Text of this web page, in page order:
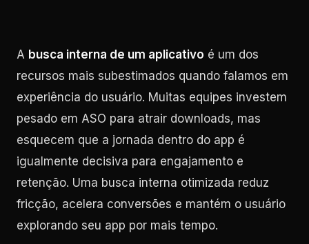
A busca interna de um aplicativo é um dos
recursos mais subestimados quando falamos em
experiência do usuário. Muitas equipes investem
pesado em ASO para atrair downloads, mas
esquecem que a jornada dentro do app é
igualmente decisiva para engajamento e
retenção. Uma busca interna otimizada reduz
fricção, acelera conversões e mantém o usuário
explorando seu app por mais tempo.